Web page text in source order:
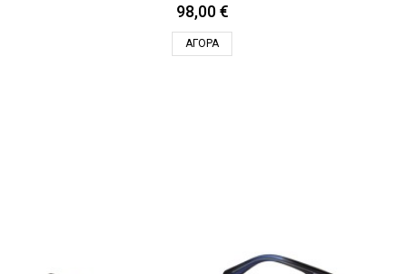
98,00 €
ΑΓΟΡΆ